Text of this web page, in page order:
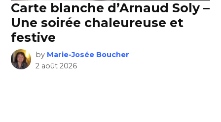
Carte blanche d’Arnaud Soly –
Une soirée chaleureuse et
festive
by Marie-Josée Boucher
2 août 2026